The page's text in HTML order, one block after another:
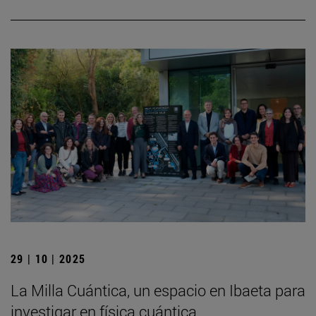
29 | 10 | 2025
La Milla Cuántica, un espacio en Ibaeta para
investigar en física cuántica